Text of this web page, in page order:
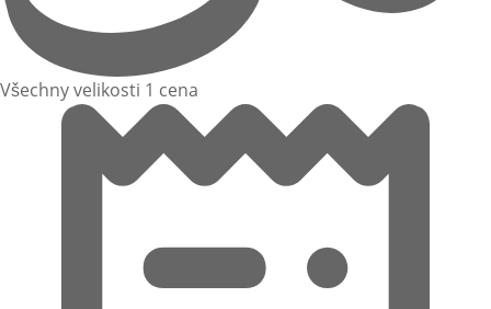
Všechny velikosti 1 cena